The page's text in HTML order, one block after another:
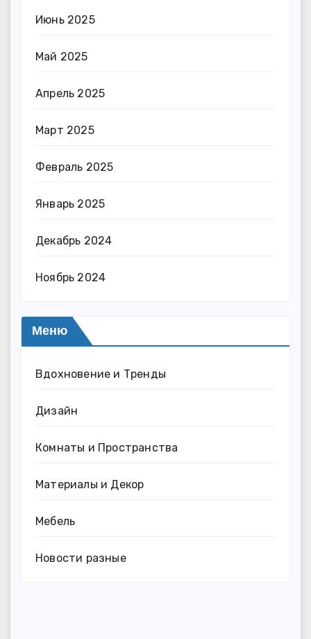
Июнь 2025
Май 2025
Апрель 2025
Март 2025
Февраль 2025
Январь 2025
Декабрь 2024
Ноябрь 2024
Меню
Вдохновение и Тренды
Дизайн
Комнаты и Пространства
Материалы и Декор
Мебель
Новости разные